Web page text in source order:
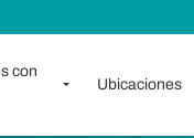
con
Ubicaciones